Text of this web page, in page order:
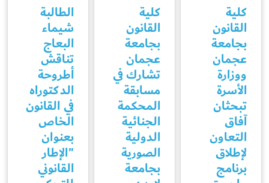
كلية
القانون
بجامعة
عجمان
ووزارة
الأسرة
تبحثان
آفاق
التعاون
لإطلاق
برنامج
كلية
القانون
بجامعة
عجمان
تشارك في
مسابقة
المحكمة
الجنائية
الدولية
الصورية
بجامعة
الطالبة
شيماء
البعاج
تناقش
أطروحة
الدكتوراه
في القانون
الخاص
بعنوان
"الإطار
القانوني